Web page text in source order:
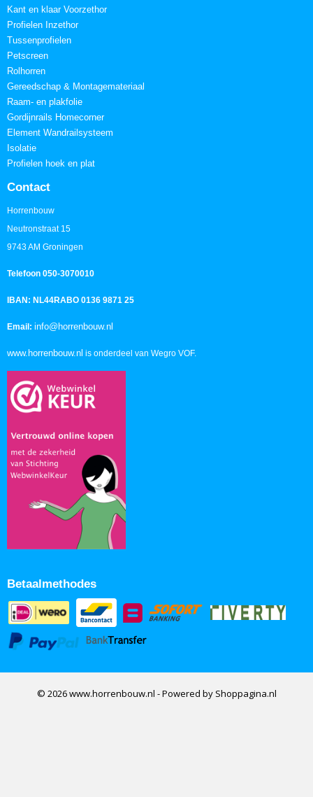
Kant en klaar Voorzethor
Profielen Inzethor
Tussenprofielen
Petscreen
Rolhorren
Gereedschap & Montagemateriaal
Raam- en plakfolie
Gordijnrails Homecorner
Element Wandrailsysteem
Isolatie
Profielen hoek en plat
Contact
Horrenbouw
Neutronstraat 15
9743 AM Groningen
Telefoon 050-3070010
IBAN: NL44RABO 0136 9871 25
Email: info@horrenbouw.nl
www.horrenbouw.nl is onderdeel van Wegro VOF.
Betaalmethodes
© 2026 www.horrenbouw.nl - Powered by Shoppagina.nl